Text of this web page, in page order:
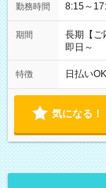
勤務時間
期間
長期【ご
即日～
特徴 日払いOK
気になる！